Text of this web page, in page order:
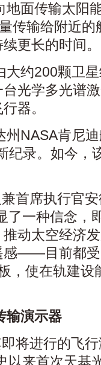
地面传输太阳
传输给附近
更长的时间。
大约200颗卫
光学多光谱
器。
州NASA肯尼
纪录。如今，
首席执行官
了一种信念，
动太空经济
——目前都受
，使在轨建设
输演示器
将进行的飞
以来首次天基